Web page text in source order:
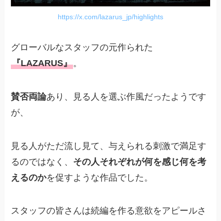
https://x.com/lazarus_jp/highlights
グローバルなスタッフの元作られた
『LAZARUS』。
賛否両論あり、見る人を選ぶ作風だったようです
が、
見る人がただ流し見て、与えられる刺激で満足す
るのではなく、 その人それぞれが何を感じ何を考
えるのかを促すような作品でした。
スタッフの皆さんは続編を作る意欲をアピールさ